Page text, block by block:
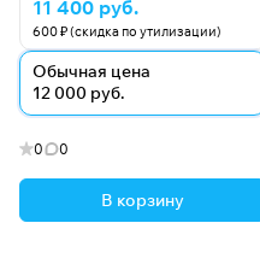
11 400 руб.
600 ₽ (скидка по утилизации)
Обычная цена
12 000 руб.
0 0
В корзину